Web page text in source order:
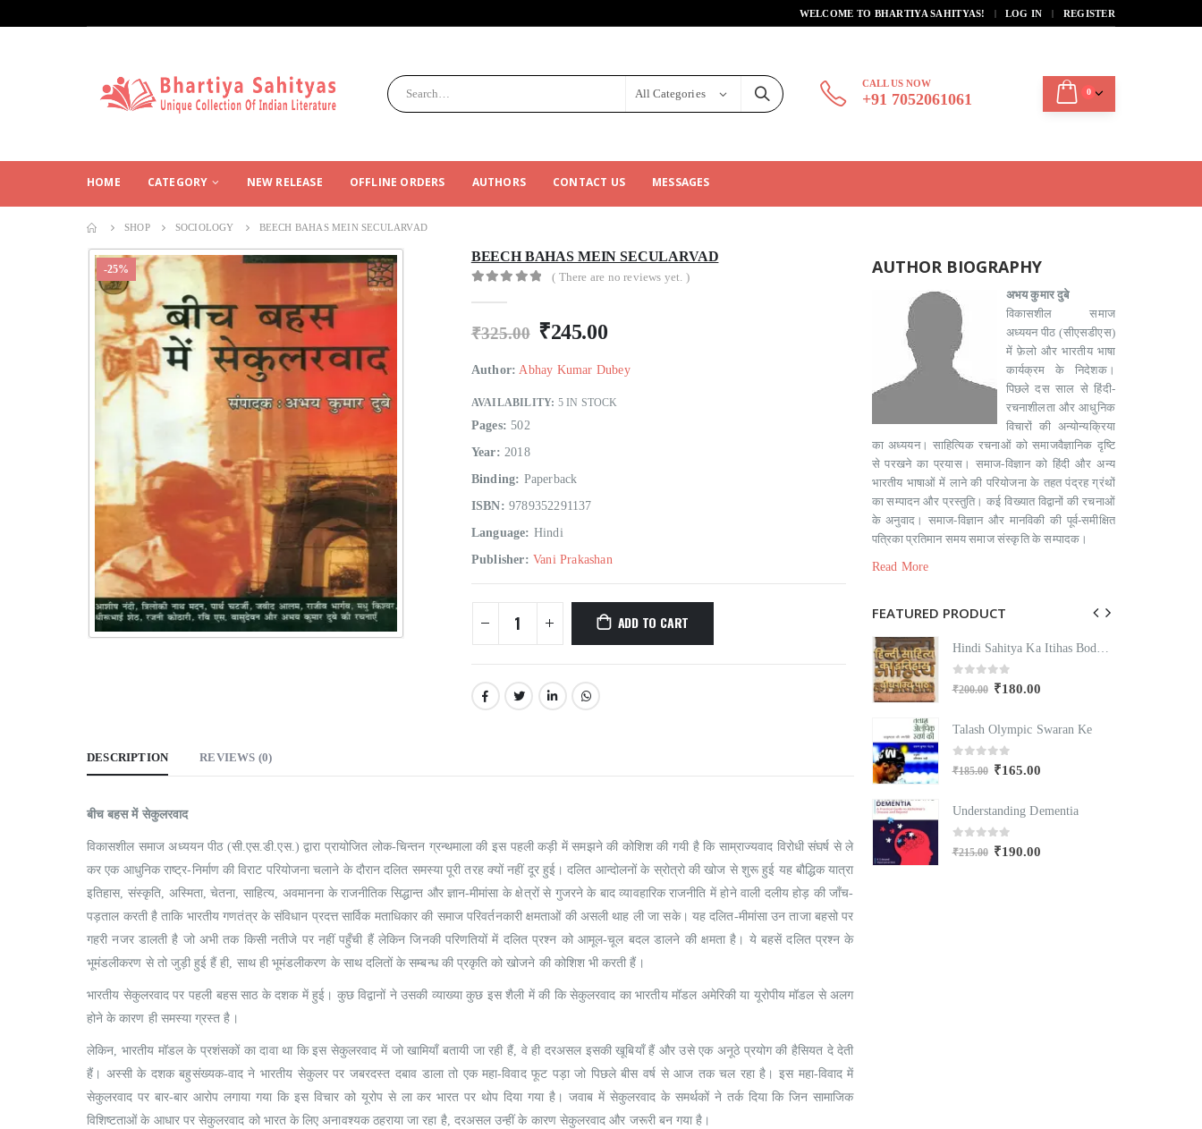
WELCOME TO BHARTIYA SAHITYAS! | LOG IN REGISTER
All Categories
CALL US NOW
+91 7052061061 0
HOME CATEGORY NEW RELEASE OFFLINE ORDERS AUTHORS CONTACT US MESSAGES
SHOP SOCIOLOGY BEECH BAHAS MEIN SECULARVAD
-25%
BEECH BAHAS MEIN SECULARVAD
( There are no reviews yet. )
₹325.00 ₹245.00
Author: Abhay Kumar Dubey
AVAILABILITY: 5 IN STOCK
Pages: 502
Year: 2018
Binding: Paperback
ISBN: 9789352291137
Language: Hindi
Publisher: Vani Prakashan
ADD TO CART
DESCRIPTION REVIEWS (0)
बीच बहस में सेकुलरवाद
विकासशील समाज अध्ययन पीठ (सी.एस.डी.एस.) द्वारा प्रायोजित लोक-चिन्तन ग्रन्थमाला की इस पहली कड़ी में समझने की कोशिश की गयी है कि साम्राज्यवाद विरोधी संघर्ष से ले
कर एक आधुनिक राष्ट्र-निर्माण की विराट परियोजना चलाने के दौरान दलित समस्या पूरी तरह क्यों नहीं दूर हुई। दलित आन्दोलनों के स्रोत्रो की खोज से शुरू हुई यह बौद्धिक यात्रा
इतिहास, संस्कृति, अस्मिता, चेतना, साहित्य, अवमानना के राजनीतिक सिद्धान्त और ज्ञान-मीमांसा के क्षेत्रों से गुजरने के बाद व्यावहारिक राजनीति में होने वाली दलीय होड़ की जाँच-
पड़ताल करती है ताकि भारतीय गणतंत्र के संविधान प्रदत्त सार्विक मताधिकार की समाज परिवर्तनकारी क्षमताओं की असली थाह ली जा सके। यह दलित-मीमांसा उन ताजा बहसो पर
गहरी नजर डालती है जो अभी तक किसी नतीजे पर नहीं पहुँची हैं लेकिन जिनकी परिणतियों में दलित प्रश्न को आमूल-चूल बदल डालने की क्षमता है। ये बहसें दलित प्रश्न के
भूमंडलीकरण से तो जुड़ी हुई हैं ही, साथ ही भूमंडलीकरण के साथ दलितों के सम्बन्ध की प्रकृति को खोजने की कोशिश भी करती हैं।
भारतीय सेकुलरवाद पर पहली बहस साठ के दशक में हुई। कुछ विद्वानों ने उसकी व्याख्या कुछ इस शैली में की कि सेकुलरवाद का भारतीय मॉडल अमेरिकी या यूरोपीय मॉडल से अलग
होने के कारण ही समस्या ग्रस्त है।
लेकिन, भारतीय मॉडल के प्रशंसकों का दावा था कि इस सेकुलरवाद में जो खामियाँ बतायी जा रही हैं, वे ही दरअसल इसकी खूबियाँ हैं और उसे एक अनूठे प्रयोग की हैसियत दे देती
हैं। अस्सी के दशक बहुसंख्यक-वाद ने भारतीय सेकुलर पर जबरदस्त दबाव डाला तो एक महा-विवाद फूट पड़ा जो पिछले बीस वर्ष से आज तक चल रहा है। इस महा-विवाद में
सेकुलरवाद पर बार-बार आरोप लगाया गया कि इस विचार को यूरोप से ला कर भारत पर थोप दिया गया है। जवाब में सेकुलरवाद के समर्थकों ने तर्क दिया कि जिन सामाजिक
विशिष्टताओं के आधार पर सेकुलरवाद को भारत के लिए अनावश्यक ठहराया जा रहा है, दरअसल उन्हीं के कारण सेकुलरवाद और जरूरी बन गया है।
AUTHOR BIOGRAPHY
अभय कुमार दुबे
विकासशील समाज
अध्ययन पीठ (सीएसडीएस)
में फ़ेलो और भारतीय भाषा
कार्यक्रम के निदेशक।
पिछले दस साल से हिंदी-
रचनाशीलता और आधुनिक
विचारों की अन्योन्यक्रिया
का अध्ययन। साहित्यिक रचनाओं को समाजवैज्ञानिक दृष्टि
से परखने का प्रयास। समाज-विज्ञान को हिंदी और अन्य
भारतीय भाषाओं में लाने की परियोजना के तहत पंद्रह ग्रंथों
का सम्पादन और प्रस्तुति। कई विख्यात विद्वानों की रचनाओं
के अनुवाद। समाज-विज्ञान और मानविकी की पूर्व-समीक्षित
पत्रिका प्रतिमान समय समाज संस्कृति के सम्पादक।
Read More
FEATURED PRODUCT
Hindi Sahitya Ka Itihas Bodhgamya Path
out of 5
200.00 ₹180.00
0out of 5
₹215.00 ₹190.00 0out of 5
₹ 215.00 ₹190.00
Hindi Sahitya Ka Itihas Bodhgamya Path
0out of 5
₹200.00 ₹180.00
Talash Olympic Swaran Ke
0out of 5
₹185.00 ₹165.00
Understanding Dementia
0out of 5
₹215.00 ₹190.00